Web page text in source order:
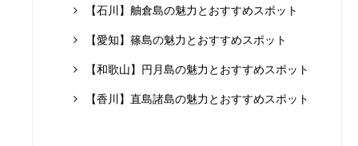
【石川】舳倉島の魅力とおすすめスポット
【愛知】篠島の魅力とおすすめスポット
【和歌山】円月島の魅力とおすすめスポット
【香川】直島諸島の魅力とおすすめスポット